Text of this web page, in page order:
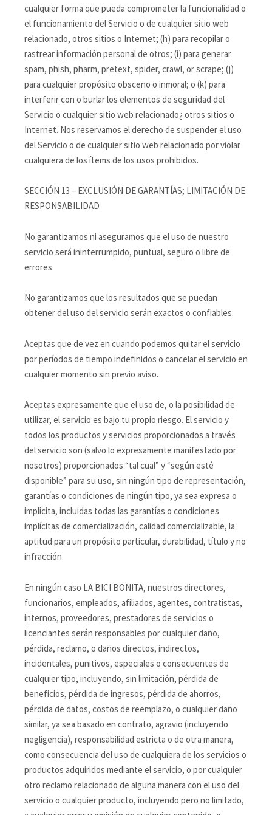
cualquier forma que pueda comprometer la funcionalidad o
el funcionamiento del Servicio o de cualquier sitio web
relacionado, otros sitios o Internet; (h) para recopilar o
rastrear información personal de otros; (i) para generar
spam, phish, pharm, pretext, spider, crawl, or scrape; (j)
para cualquier propósito obsceno o inmoral; o (k) para
interferir con o burlar los elementos de seguridad del
Servicio o cualquier sitio web relacionado¿ otros sitios o
Internet. Nos reservamos el derecho de suspender el uso
del Servicio o de cualquier sitio web relacionado por violar
cualquiera de los ítems de los usos prohibidos.
SECCIÓN 13 – EXCLUSIÓN DE GARANTÍAS; LIMITACIÓN DE
RESPONSABILIDAD
No garantizamos ni aseguramos que el uso de nuestro
servicio será ininterrumpido, puntual, seguro o libre de
errores.
No garantizamos que los resultados que se puedan
obtener del uso del servicio serán exactos o confiables.
Aceptas que de vez en cuando podemos quitar el servicio
por períodos de tiempo indefinidos o cancelar el servicio en
cualquier momento sin previo aviso.
Aceptas expresamente que el uso de, o la posibilidad de
utilizar, el servicio es bajo tu propio riesgo. El servicio y
todos los productos y servicios proporcionados a través
del servicio son (salvo lo expresamente manifestado por
nosotros) proporcionados “tal cual” y “según esté
disponible” para su uso, sin ningún tipo de representación,
garantías o condiciones de ningún tipo, ya sea expresa o
implícita, incluidas todas las garantías o condiciones
implícitas de comercialización, calidad comercializable, la
aptitud para un propósito particular, durabilidad, título y no
infracción.
En ningún caso LA BICI BONITA, nuestros directores,
funcionarios, empleados, afiliados, agentes, contratistas,
internos, proveedores, prestadores de servicios o
licenciantes serán responsables por cualquier daño,
pérdida, reclamo, o daños directos, indirectos,
incidentales, punitivos, especiales o consecuentes de
cualquier tipo, incluyendo, sin limitación, pérdida de
beneficios, pérdida de ingresos, pérdida de ahorros,
pérdida de datos, costos de reemplazo, o cualquier daño
similar, ya sea basado en contrato, agravio (incluyendo
negligencia), responsabilidad estricta o de otra manera,
como consecuencia del uso de cualquiera de los servicios o
productos adquiridos mediante el servicio, o por cualquier
otro reclamo relacionado de alguna manera con el uso del
servicio o cualquier producto, incluyendo pero no limitado,